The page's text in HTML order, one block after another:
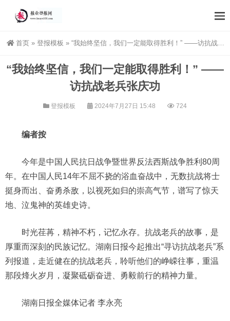
首页 » 登报模板 » “我始终坚信，我们一定能取得胜利！” ——访抗战老兵张庆功
“我始终坚信，我们一定能取得胜利！” ——
访抗战老兵张庆功
登报模板 2024年7月27日 15:48 724
编者按
今年是中国人民抗日战争暨世界反法西斯战争胜利80周
年。在中国人民14年不屈不挠的浴血奋战中，无数抗战将士
挺身而出、奋勇杀敌，以视死如归的崇高气节，谱写了惊天
地、泣鬼神的英雄史诗。
时光荏苒，精神不朽，记忆永存。抗战老兵的故事，是
厚重而深刻的民族记忆。湖南日报今起推出“寻访抗战老兵”系
列报道，走近健在的抗战老兵，聆听他们的峥嵘往事，重温
那段烽火岁月，凝聚砥砺奋进、勇毅前行的精神力量。
湖南日报全媒体记者 李永亮